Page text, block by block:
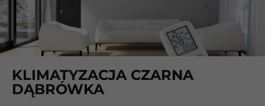
KLIMATYZACJA CZARNA
DĄBRÓWKA